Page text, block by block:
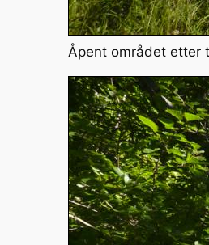
Åpent området etter